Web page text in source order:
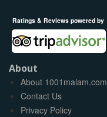
Ratings & Reviews powered by
About
About 1001malam.com
Contact Us
Privacy Policy